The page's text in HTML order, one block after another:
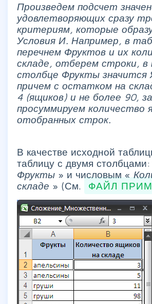
Произведем подсчет
удовлетворяющих сразу
критериям, которые
Условия И. Например, в
перечнем Фруктов и их
складе, отберем строки, в
столбце Фрукты значится
причем с остатком на
4 (ящиков) и не более 90,
просуммируем количество
отобранных строк.
В качестве исходной
таблицу с двумя
Фрукты » и числовым «
складе » (См. ФАЙЛ